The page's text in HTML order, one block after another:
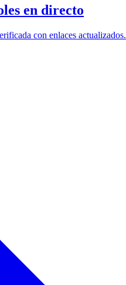
en directo
con enlaces actualizados.